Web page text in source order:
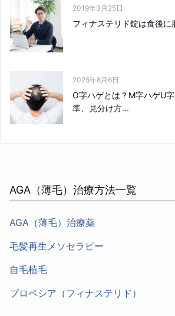
2019年3月25日
フィナステリド錠は食後に
2025年8月6日
O字ハゲとは？M字ハゲU
準、見分け方...
AGA（薄毛）治療方法一覧
AGA（薄毛）治療薬
毛髪再生メソセラピー
自毛植毛
プロペシア（フィナステリド）